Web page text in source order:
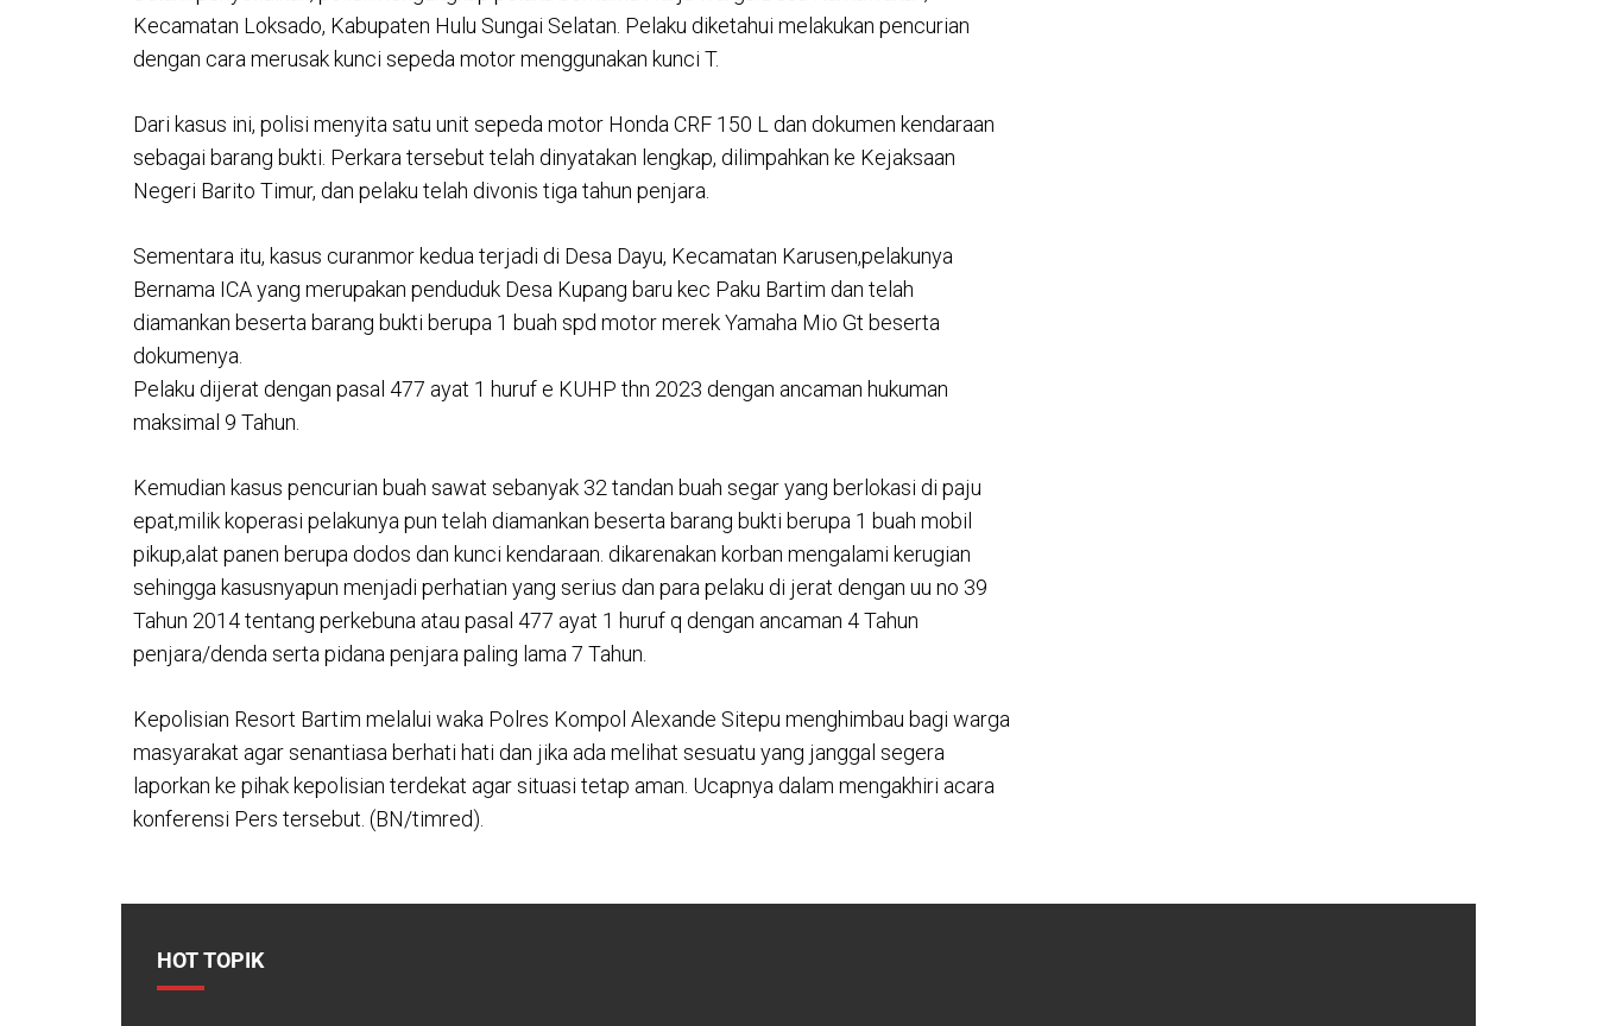
Kecamatan Loksado, Kabupaten Hulu Sungai Selatan. Pelaku diketahui melakukan pencurian
dengan cara merusak kunci sepeda motor menggunakan kunci T.
Dari kasus ini, polisi menyita satu unit sepeda motor Honda CRF 150 L dan dokumen kendaraan
sebagai barang bukti. Perkara tersebut telah dinyatakan lengkap, dilimpahkan ke Kejaksaan
Negeri Barito Timur, dan pelaku telah divonis tiga tahun penjara.
Sementara itu, kasus curanmor kedua terjadi di Desa Dayu, Kecamatan Karusen,pelakunya
Bernama ICA yang merupakan penduduk Desa Kupang baru kec Paku Bartim dan telah
diamankan beserta barang bukti berupa 1 buah spd motor merek Yamaha Mio Gt beserta
dokumenya.
Pelaku dijerat dengan pasal 477 ayat 1 huruf e KUHP thn 2023 dengan ancaman hukuman
maksimal 9 Tahun.
Kemudian kasus pencurian buah sawat sebanyak 32 tandan buah segar yang berlokasi di paju
epat,milik koperasi pelakunya pun telah diamankan beserta barang bukti berupa 1 buah mobil
pikup,alat panen berupa dodos dan kunci kendaraan. dikarenakan korban mengalami kerugian
sehingga kasusnyapun menjadi perhatian yang serius dan para pelaku di jerat dengan uu no 39
Tahun 2014 tentang perkebuna atau pasal 477 ayat 1 huruf q dengan ancaman 4 Tahun
penjara/denda serta pidana penjara paling lama 7 Tahun.
Kepolisian Resort Bartim melalui waka Polres Kompol Alexande Sitepu menghimbau bagi warga
masyarakat agar senantiasa berhati hati dan jika ada melihat sesuatu yang janggal segera
laporkan ke pihak kepolisian terdekat agar situasi tetap aman. Ucapnya dalam mengakhiri acara
konferensi Pers tersebut. (BN/timred).
HOT TOPIK